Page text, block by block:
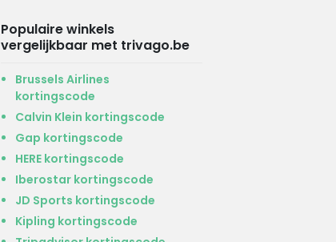
Populaire winkels
vergelijkbaar met trivago.be
Brussels Airlines
kortingscode
Calvin Klein kortingscode
Gap kortingscode
HERE kortingscode
Iberostar kortingscode
JD Sports kortingscode
Kipling kortingscode